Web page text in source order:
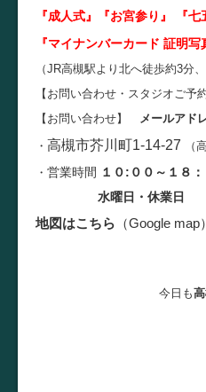
『成人式』『お宮参り』 『
『マイナンバーカード 証明写
（JR高槻駅より北へ徒歩約3分
【お問い合わせ・スタジオご
【お問い合わせ】 メールアド
・ 高槻市芥川町1-14-27 （
・ 営業時間 １０:００～１８：
水曜日・休業日
地図はこちら （Google map）
今日も